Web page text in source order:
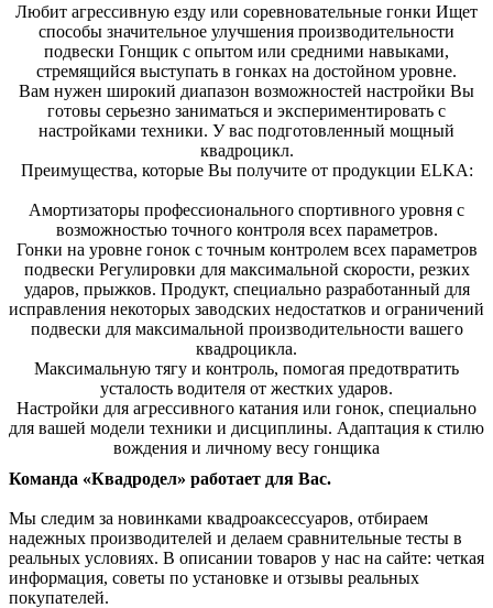
Любит агрессивную езду или соревновательные гонки Ищет
способы значительное улучшения производительности
подвески Гонщик с опытом или средними навыками,
стремящийся выступать в гонках на достойном уровне.
Вам нужен широкий диапазон возможностей настройки Вы
готовы серьезно заниматься и экспериментировать с
настройками техники. У вас подготовленный мощный
квадроцикл.
Преимущества, которые Вы получите от продукции ELKA:
Амортизаторы профессионального спортивного уровня с
возможностью точного контроля всех параметров.
Гонки на уровне гонок с точным контролем всех параметров
подвески Регулировки для максимальной скорости, резких
ударов, прыжков. Продукт, специально разработанный для
исправления некоторых заводских недостатков и ограничений
подвески для максимальной производительности вашего
квадроцикла.
Максимальную тягу и контроль, помогая предотвратить
усталость водителя от жестких ударов.
Настройки для агрессивного катания или гонок, специально
для вашей модели техники и дисциплины. Адаптация к стилю
вождения и личному весу гонщика
Команда «Квадродел» работает для Вас.
Мы следим за новинками квадроаксессуаров, отбираем
надежных производителей и делаем сравнительные тесты в
реальных условиях. В описании товаров у нас на сайте: четкая
информация, советы по установке и отзывы реальных
покупателей.